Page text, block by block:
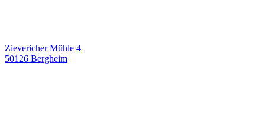
Zievericher Mühle 4
50126 Bergheim